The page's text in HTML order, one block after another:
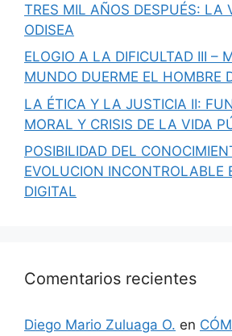
TRES MIL AÑOS DESPUÉS: LA
ODISEA
ELOGIO A LA DIFICULTAD III –
MUNDO DUERME EL HOMBRE
LA ÉTICA Y LA JUSTICIA II:
MORAL Y CRISIS DE LA VIDA
POSIBILIDAD DEL
EVOLUCION INCONTROLABLE
DIGITAL
Comentarios recientes
Diego Mario Zuluaga O. en